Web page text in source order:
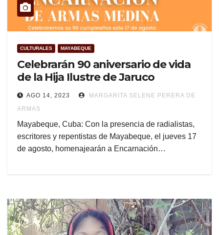
CULTURALES MAYABEQUE
Celebrarán 90 aniversario de vida
de la Hija Ilustre de Jaruco
AGO 14, 2023
MARGARITA SELENE PERERA DE
ARMAS
Mayabeque, Cuba: Con la presencia de radialistas,
escritores y repentistas de Mayabeque, el jueves 17
de agosto, homenajearán a Encarnación…